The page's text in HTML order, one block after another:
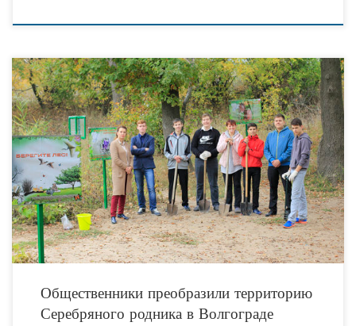
На Серебряном роднике у пос. Горная Поляна в Советском районе города
Волгограда были установлены информационные щиты с иллюстрациями и
подробными сведениями о растениях, грибах и
Общественники преобразили территорию
Серебряного родника в Волгограде